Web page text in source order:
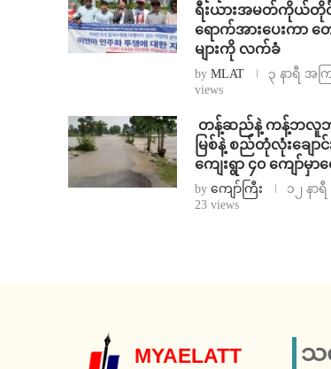
ရီးယားအမတ်ကိုယ်တို
ရောက်အားပေးကာ တ
များကို လက်ခံ
by MLAT ၃ နာရီ အက
views
တန့်ဆည်နဲ့ ကန့်ဘလူဘ
မြစ်နဲ့ စည်တုံလုံးချော
ကျေးရွာ ၄၀ ကျော်မှာ
by ကျော်ကြီး
၁၂ နာ
23 views
MYAELATT
သ